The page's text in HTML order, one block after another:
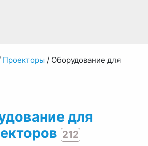
Проекторы / Оборудование для
для
212